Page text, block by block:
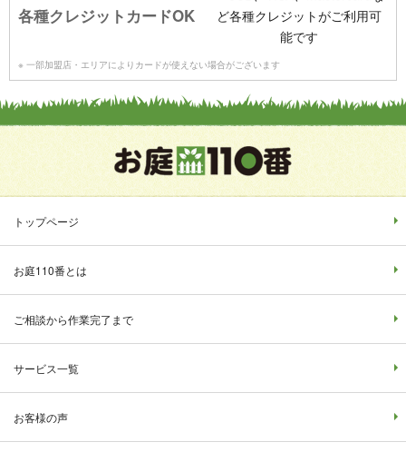
各種クレジットカードOK
※ 一部加盟店・エリアによりカードが使えない場合がございます
トップページ
お庭110番とは
ご相談から作業完了まで
サービス一覧
お客様の声